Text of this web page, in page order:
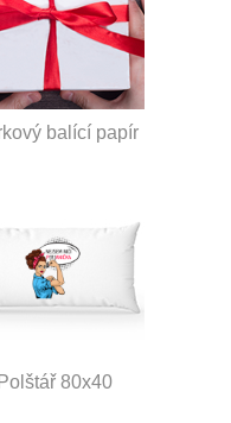
balící papír
Polštář 80x40